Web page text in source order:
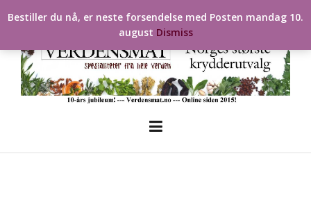
toBestiller du nå, er neste forsendelse med Posten mandag 10.
august Dismiss